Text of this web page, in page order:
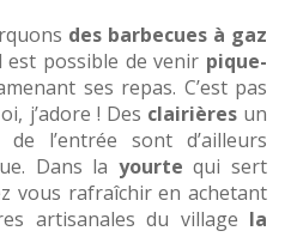
des barbecues à gaz
est possible de venir pique-
ses repas. C’est pas
j’adore ! Des clairièresun
l’entrée sont d’ailleurs
Dans la yourte qui sert
vous rafraîchir en achetant
artisanales du village la